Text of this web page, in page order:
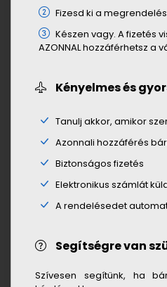
Fizesd ki a
Készen vagy. A fizetés
AZONNAL hozzáférhetsz a
Kényelmes és
Tanulj akkor, amikor
Azonnali hozzáférés
Biztonságos fizetés
Elektronikus számlát
A rendelésedet
Segítségre van
Szívesen segítünk, ha